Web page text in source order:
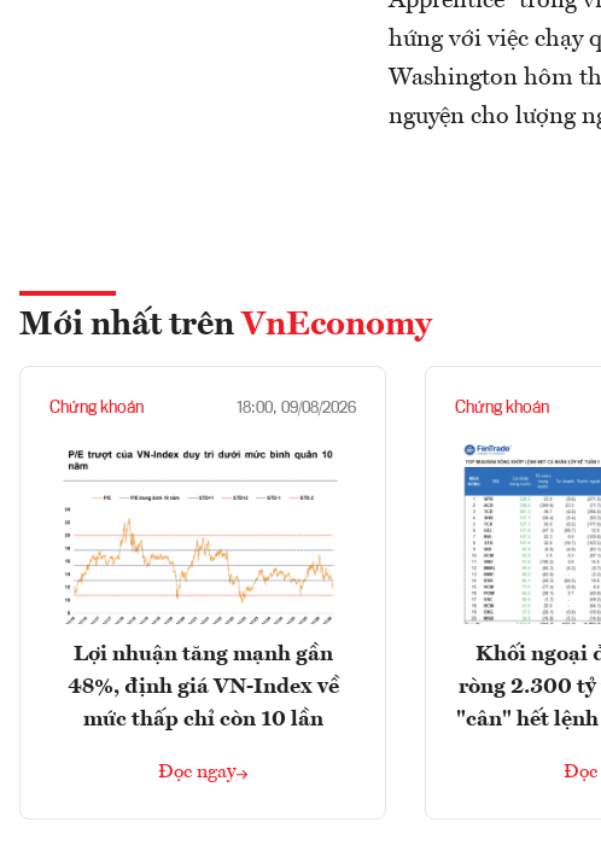
hứng với việc chạy
Washington hôm
nguyện cho lượng
Mới nhất trên VnEconomy
Chứng khoán 18:00, 09/08/2026
Lợi nhuận tăng mạnh gần
48%, định giá VN-Index về
mức thấp chỉ còn 10 lần
Đọc ngay
Chứng khoán
Khối ngoại
ròng 2.300
"cân" hết
Đọc